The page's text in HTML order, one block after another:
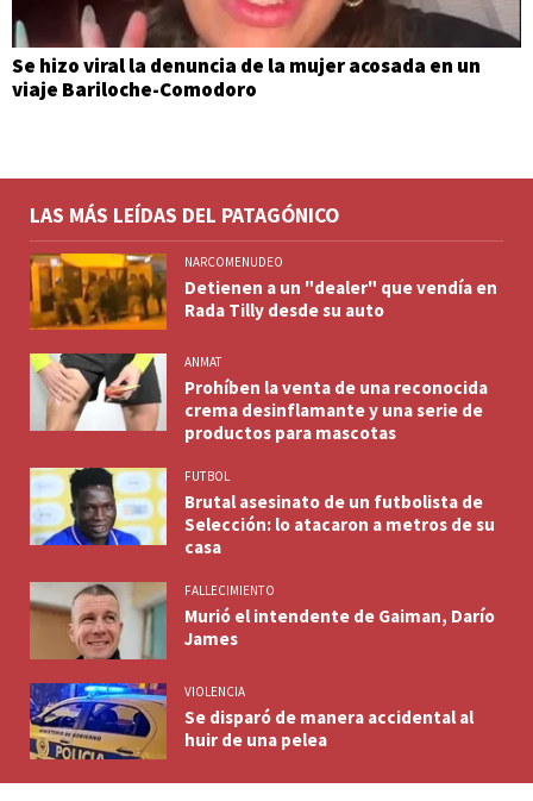
Se hizo viral la denuncia de la mujer acosada en un
viaje Bariloche-Comodoro
LAS MÁS LEÍDAS DEL PATAGÓNICO
NARCOMENUDEO
Detienen a un "dealer" que vendía en
Rada Tilly desde su auto
ANMAT
Prohíben la venta de una reconocida
crema desinflamante y una serie de
productos para mascotas
FUTBOL
Brutal asesinato de un futbolista de
Selección: lo atacaron a metros de su
casa
FALLECIMIENTO
Murió el intendente de Gaiman, Darío
James
VIOLENCIA
Se disparó de manera accidental al
huir de una pelea